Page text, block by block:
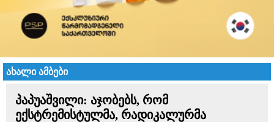
ახალი ამბები
პაპუაშვილი: აჯობებს, რომ
ექსტრემისტულმა, რადიკალურმა